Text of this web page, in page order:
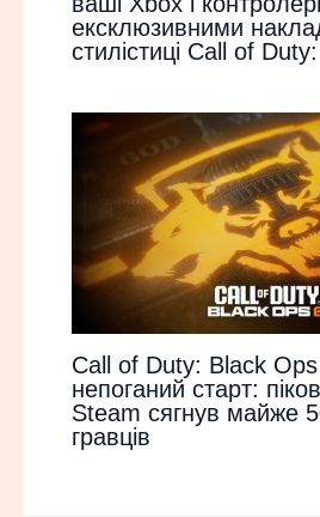
ексклюзивними
стилістиці Call of
Call of Duty: Black
непоганий старт:
Steam сягнув майже
гравців